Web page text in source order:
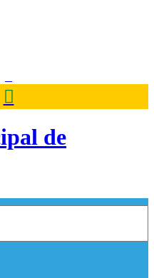
de Bambuí-